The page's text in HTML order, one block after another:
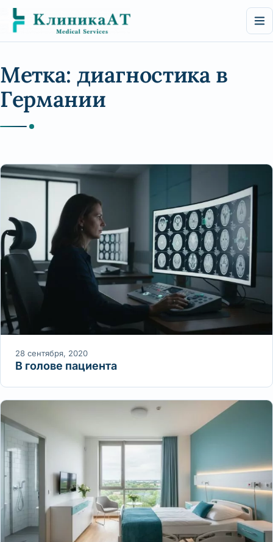
Перейти
содержимому
Метка: диагностика в
Германии
28 сентября, 2020
В голове пациента